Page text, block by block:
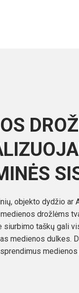
objekto dydžio ar
drožlėms
siurbimo taškų gali
medienos dulkes.
medienos